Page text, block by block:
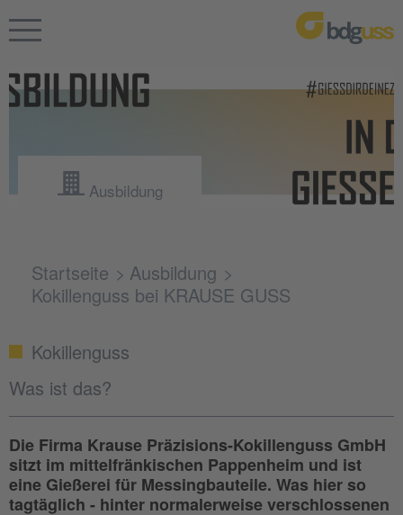
Ausbildung
Startseite
Ausbildung
Kokillenguss bei KRAUSE GUSS
Kokillenguss
Was ist das?
Die Firma Krause Präzisions-Kokillenguss GmbH
sitzt im mittelfränkischen Pappenheim und ist
eine Gießerei für Messingbauteile. Was hier so
tagtäglich - hinter normalerweise verschlossenen